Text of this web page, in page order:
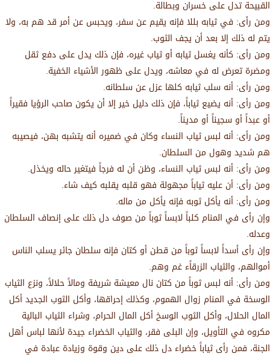
القبيحة تدل على خسران وبطالة.
ومن رأى: في ثيابه بللا فإنه يقيم عن سفر، ويحبس عن أمر قد هم به، ولا
يتم له ذلك إلا بعد أن يجف الثوب.
ومن رأى: كأنه يغسل ثيابه أو ثياب غيره، فإن ذلك يدل على دفع ثقل
ومضرة تعرض له في معاشه، ويدل على ظهور الأشياء الخفية.
ومن رأى: أنه سلب ثيابه كلها عزل عن سلطانه.
ومن رأى: أنه يضيع ثياباً، فإن ذلك دليل خير إلا أن يكون صاحب الرؤيا فقيراً
أو عبداً أو سجيناً أو مديناً.
ومن رأى: أنه لبس ثياب النساء وكان في ضميره أنه يتشبه بهن، فيصيبه
هم شديد وهول من السلطان.
ومن رأى: أنه لبس ثياب النساء، وظن أن له فرجاً فيتغير حاله ويخذل.
ومن رأى: أن عليه ثياباً مجهولة فهو قلبه يقلبه كيف شاء.
ومن رأى: أنه يأكل ثوبه فإنه يأكل من ماله.
وإن رأى في المنام كلباً لابساً ثوباً من صوف دل ذلك على إنصاف السلطان
وعدله.
وإن رأى أسداً لابساً ثوباً من قطن أو كتان فإنه سلطان جائر يسلب الناس
أموالهم، والثياب الزرقاًء غم وهم.
ومن رأى: أنه لبس ثوباً من كتان نال معيشة شريفة ومالاً حلالاً، ونزع الثياب
الوسخة في المنام زوال الهموم، وكذلك إحراقها، وأكل الثوب الجديد أكل
المال الحلال، وأكل الثوب الوسخ أكل المال الحرام، وشراء الثياب البالية
مكروه في التأويل، وإن البلى فقر، والثياب الخضراء جيدة لأنها لباس أهل
الجنة، فمن رأى ثياباً خضراء دل ذلك على دين وقوة وزيادة عبادة في